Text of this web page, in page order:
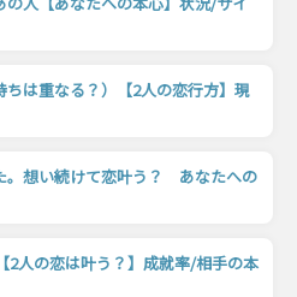
は重なる？）【2人の恋行方】現
。想い続けて恋叶う？ あなたへの
2人の恋は叶う？】成就率/相手の本